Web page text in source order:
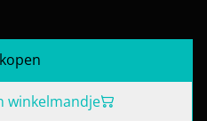
winkelmandje